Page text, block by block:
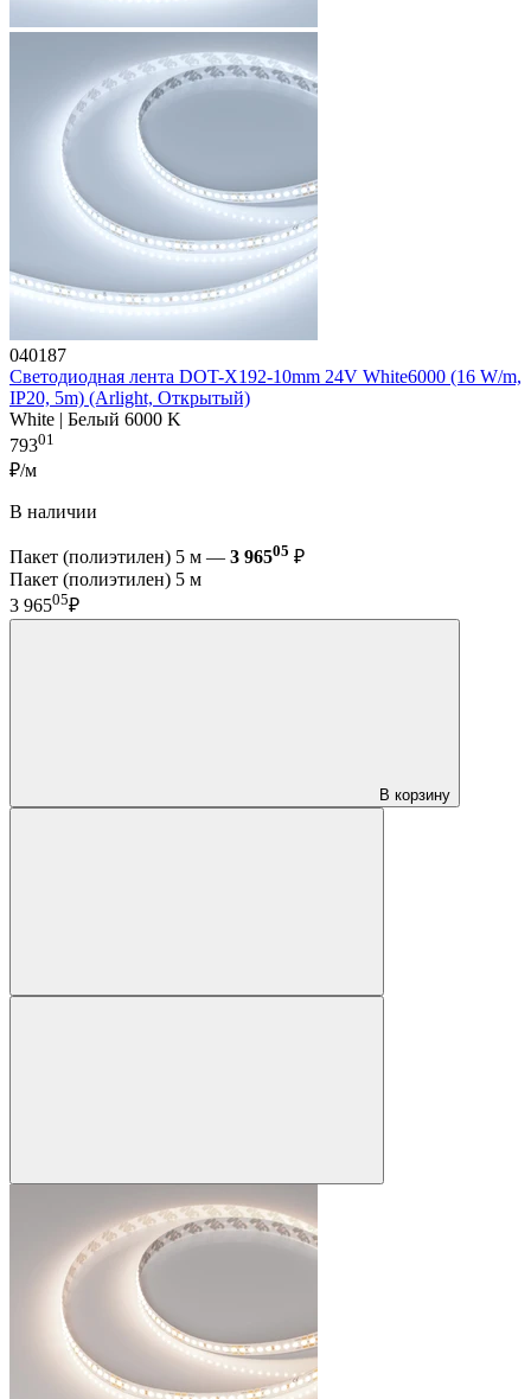
040187
Светодиодная лента DOT-X192-10mm 24V White6000 (16 W/m,
IP20, 5m) (Arlight, Открытый)
White | Белый 6000 K
79301
₽/м
В наличии
Пакет (полиэтилен) 5 м — 3 96505 ₽
Пакет (полиэтилен) 5 м
3 96505₽
В корзину